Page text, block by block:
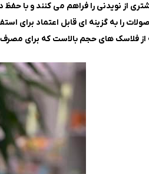
از نویدنی را فراهم می کنند و با
را به گزینه ای قابل اعتماد برای